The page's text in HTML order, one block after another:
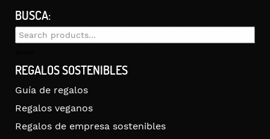
BUSCA:
Search
REGALOS SOSTENIBLES
Guía de regalos
Regalos veganos
Regalos de empresa sostenibles